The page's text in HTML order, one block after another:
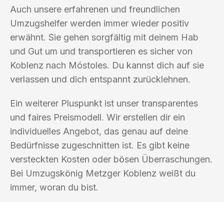
Auch unsere erfahrenen und freundlichen
Umzugshelfer werden immer wieder positiv
erwähnt. Sie gehen sorgfältig mit deinem Hab
und Gut um und transportieren es sicher von
Koblenz nach Móstoles. Du kannst dich auf sie
verlassen und dich entspannt zurücklehnen.
Ein weiterer Pluspunkt ist unser transparentes
und faires Preismodell. Wir erstellen dir ein
individuelles Angebot, das genau auf deine
Bedürfnisse zugeschnitten ist. Es gibt keine
versteckten Kosten oder bösen Überraschungen.
Bei Umzugskönig Metzger Koblenz weißt du
immer, woran du bist.